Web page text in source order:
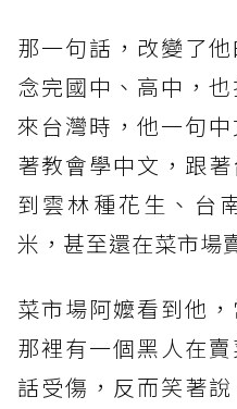
那一句話，改變了
念完國中、高中，
來台灣時，他一句
著教會學中文，跟
到雲林種花生、台
米，甚至還在菜市場
菜市場阿嬤看到他
那裡有一個黑人在
話受傷，反而笑著